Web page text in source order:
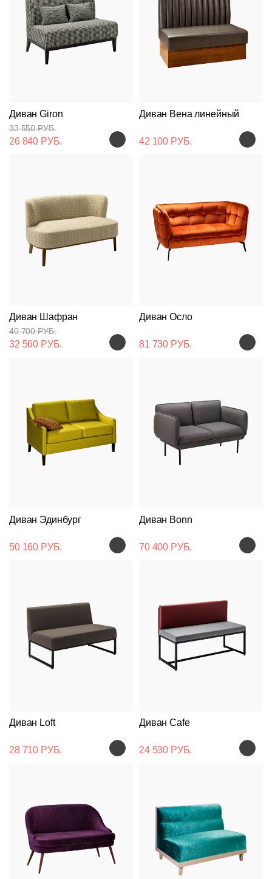
Диван Giron
33 550 РУБ.
26 840 РУБ.
Диван Вена линейный
42 100 РУБ.
Диван Шафран
40 700 РУБ.
32 560 РУБ.
Диван Осло
81 730 РУБ.
Диван Эдинбург
50 160 РУБ.
Диван Bonn
70 400 РУБ.
Диван Loft
28 710 РУБ.
Диван Cafe
24 530 РУБ.